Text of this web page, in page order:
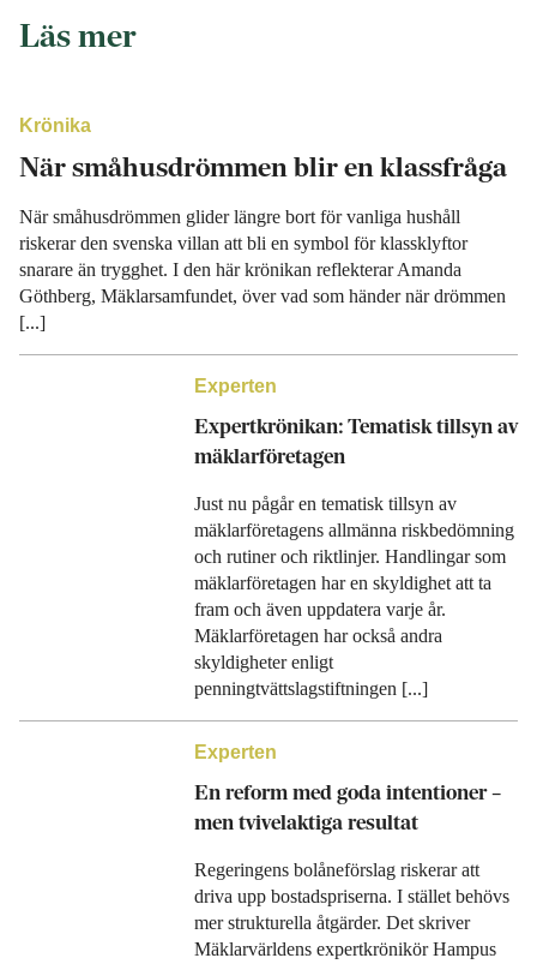
Läs mer
Krönika
När småhusdrömmen blir en klassfråga
När småhusdrömmen glider längre bort för vanliga hushåll
riskerar den svenska villan att bli en symbol för klassklyftor
snarare än trygghet. I den här krönikan reflekterar Amanda
Göthberg, Mäklarsamfundet, över vad som händer när drömmen
[...]
Experten
Expertkrönikan: Tematisk tillsyn av
mäklarföretagen
Just nu pågår en tematisk tillsyn av
mäklarföretagens allmänna riskbedömning
och rutiner och riktlinjer. Handlingar som
mäklarföretagen har en skyldighet att ta
fram och även uppdatera varje år.
Mäklarföretagen har också andra
skyldigheter enligt
penningtvättslagstiftningen [...]
Experten
En reform med goda intentioner –
men tvivelaktiga resultat
Regeringens bolåneförslag riskerar att
driva upp bostadspriserna. I stället behövs
mer strukturella åtgärder. Det skriver
Mäklarvärldens expertkrönikör Hampus